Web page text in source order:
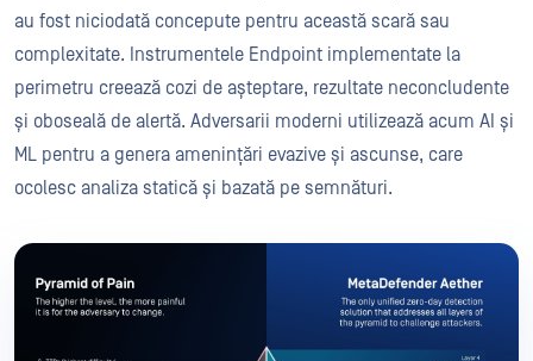
au fost niciodată concepute pentru această scară sau
complexitate. Instrumentele Endpoint implementate la
perimetru creează cozi de așteptare, rezultate neconcludente
și oboseală de alertă. Adversarii moderni utilizează acum AI și
ML pentru a genera amenințări evazive și ascunse, care
ocolesc analiza statică și bazată pe semnături.